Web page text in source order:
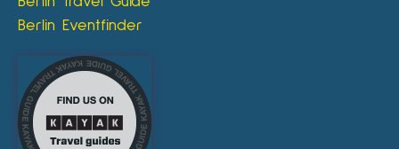
Berlin Eventfinder